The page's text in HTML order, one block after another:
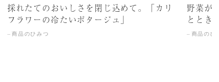
採れたてのおいしさを閉じ込めて。「カリ
フラワーの冷たいポタージュ」
商品のひみつ
野菜が
ととき
商品のひ